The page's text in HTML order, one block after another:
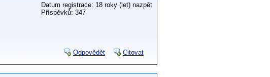
Datum registrace: 18 roky (let) nazpět
Příspěvků: 347
Odpovědět Citovat